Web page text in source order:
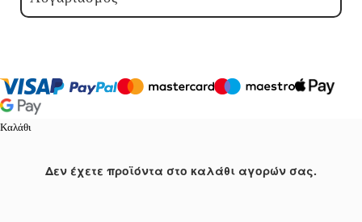
Καλάθι
Δεν έχετε προϊόντα στο καλάθι αγορών σας.